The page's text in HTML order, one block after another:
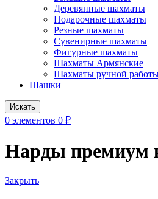
Деревянные шахматы
Подарочные шахматы
Резные шахматы
Сувенирные шахматы
Фигурные шахматы
Шахматы Армянские
Шахматы ручной работы
Шашки
Искать
0 элементов 0 ₽
Нарды премиум
Закрыть